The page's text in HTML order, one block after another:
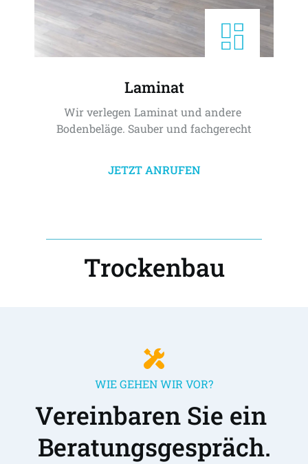
Laminat
Wir verlegen Laminat und andere
Bodenbeläge. Sauber und fachgerecht
JETZT ANRUFEN
Trockenbau
WIE GEHEN WIR VOR?
Vereinbaren Sie ein
Beratungsgespräch.